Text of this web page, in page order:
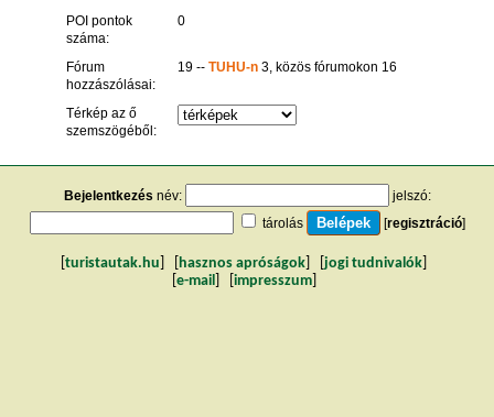
POI pontok
száma:
0
Fórum
hozzászólásai:
19 --TUHU-n 3, közös fórumokon 16
Térkép az ő
szemszögéből:
Bejelentkezés név:
jelszó:
tárolás
[regisztráció]
turistautak.hu hasznos apróságok jogi tudnivalók
e-mail impresszum]